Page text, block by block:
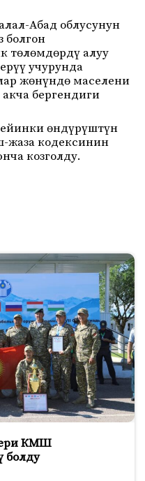
Абад облусунун
болгон
төлөмдөрдү алуу
учурунда
жөнүндө маселени
бергендиги
өндүрүштүн
кодексинин
козголду.
КМШ
болду